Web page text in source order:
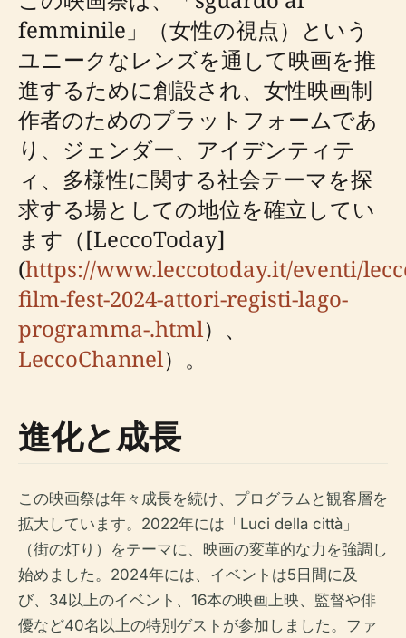
femminile」（女性の視点）という
ユニークなレンズを通して映画を推
進するために創設され、女性映画制
作者のためのプラットフォームであ
り、ジェンダー、アイデンティテ
ィ、多様性に関する社会テーマを探
求する場としての地位を確立してい
ます（[LeccoToday]
(https://www.leccotoday.it/eventi/
film-fest-2024-attori-registi-lago-
programma-.html）、
LeccoChannel）。
進化と成長
この映画祭は年々成長を続け、プログラムと観客層を
拡大しています。2022年には「Luci della città」
（街の灯り）をテーマに、映画の変革的な力を強調し
始めました。2024年には、イベントは5日間に及
び、34以上のイベント、16本の映画上映、監督や俳
優など40名以上の特別ゲストが参加しました。ファ